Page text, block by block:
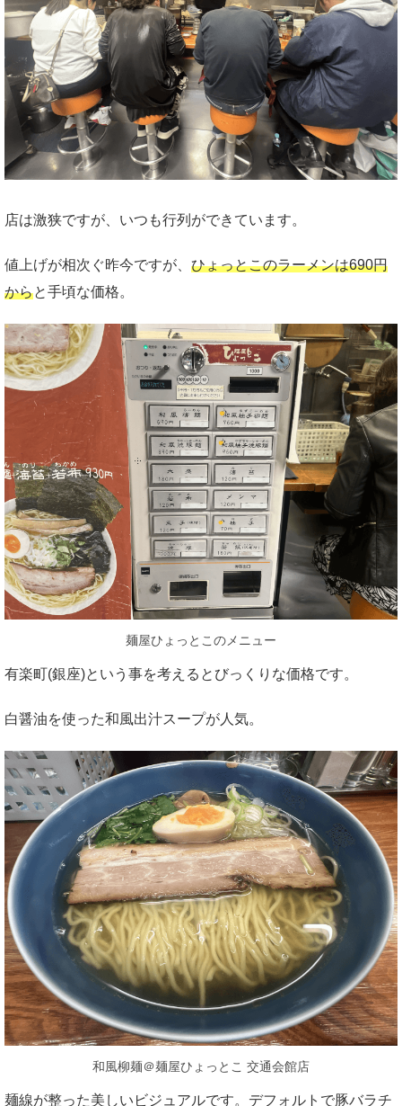
店は激狭ですが、いつも行列ができています。
値上げが相次ぐ昨今ですが、 ひょっとこのラーメンは690円
からと手頃な価格。
麺屋ひょっとこのメニュー
有楽町(銀座)という事を考えるとびっくりな価格です。
白醤油を使った和風出汁スープが人気。
和風柳麺＠麺屋ひょっとこ 交通会館店
麺線が整った美しいビジュアルです。デフォルトで豚バラチ